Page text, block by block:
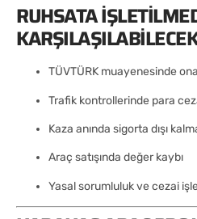
RUHSATA
TÜVTÜRK muayenesinde
Trafik kontrollerinde para
Kaza anında sigorta dışı
Araç satışında değer kaybı
Yasal sorumluluk ve cezai